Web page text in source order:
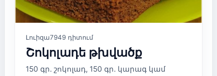
Լուիզա7949 դիտում
Շոկոլադե թխվածք
150 գր. շոկոլադ, 150 գր. կարագ կամ